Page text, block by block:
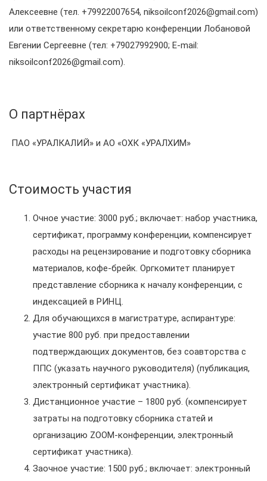
Алексеевне (тел. +79922007654, niksoilconf2026@gmail.com)
или ответственному секретарю конференции Лобановой
Евгении Сергеевне (тел: +79027992900; E-mail:
niksoilconf2026@gmail.com).
О партнёрах
ПАО «УРАЛКАЛИЙ» и АО «ОХК «УРАЛХИМ»
Стоимость участия
Очное участие: 3000 руб.; включает: набор участника,
сертификат, программу конференции, компенсирует
расходы на рецензирование и подготовку сборника
материалов, кофе-брейк. Оргкомитет планирует
представление сборника к началу конференции, с
индексацией в РИНЦ.
Для обучающихся в магистратуре, аспирантуре:
участие 800 руб. при предоставлении
подтверждающих документов, без соавторства с
ППС (указать научного руководителя) (публикация,
электронный сертификат участника).
Дистанционное участие – 1800 руб. (компенсирует
затраты на подготовку сборника статей и
организацию ZOOM-конференции, электронный
сертификат участника).
Заочное участие: 1500 руб.; включает: электронный